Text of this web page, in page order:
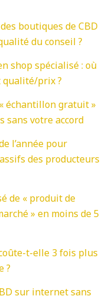
boutiques de CBD
du conseil ?
shop spécialisé : où
prix ?
échantillon gratuit »
sans votre accord
l’année pour
des producteurs
de « produit de
» en moins de 5
t-elle 3 fois plus
?
sur internet sans